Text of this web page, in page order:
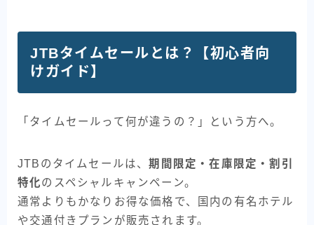
JTBタイムセールとは？【初心者向
けガイド】
「タイムセールって何が違うの？」という方へ。
JTBのタイムセールは、期間限定・在庫限定・割引
特化のスペシャルキャンペーン。
通常よりもかなりお得な価格で、国内の有名ホテル
や交通付きプランが販売されます。